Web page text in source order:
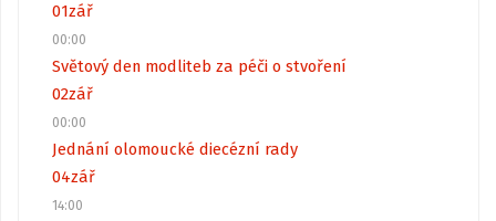
01zář
00:00
Světový den modliteb za péči o stvoření
02zář
00:00
Jednání olomoucké diecézní rady
04zář
14:00